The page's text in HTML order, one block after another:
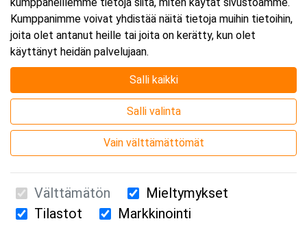
Lisää tapahtuma kalenteriisi
Webinaari
Suomen Ensiapukoulutus Oy / Valimotie 21 / 00380 Helsinki
Kumppanimme voivat yhdistää näitä tietoja muihin tietoihin,
joita olet antanut heille tai joita on kerätty, kun olet
käyttänyt heidän palvelujaan.
Salli kaikki
Salli valinta
Vain välttämättömät
Välttämätön
Mieltymykset
Tilastot
Markkinointi